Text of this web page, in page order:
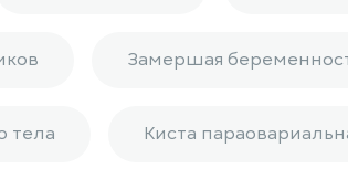
Замершая
тела Киста